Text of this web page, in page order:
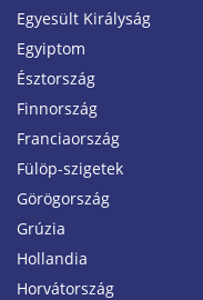
Egyesült Királyság
Egyiptom
Észtország
Finnország
Franciaország
Fülöp-szigetek
Görögország
Grúzia
Hollandia
Horvátország